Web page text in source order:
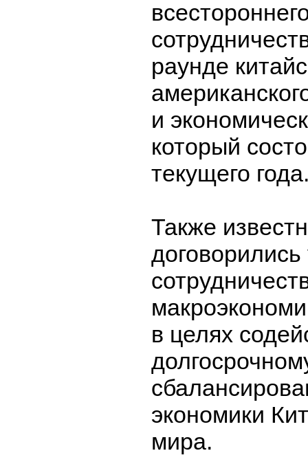
раунде
и
который
текущего
Также
договорились
в целях
экономики
мира.